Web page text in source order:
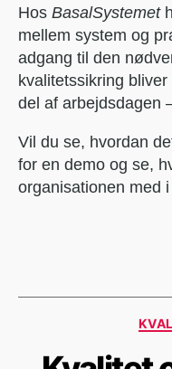
Hos BasalSystemet
mellem system og
adgang til den
kvalitetssikring
del af arbejdsdagen
Vil du se, hvordan
for en demo og se,
organisationen med